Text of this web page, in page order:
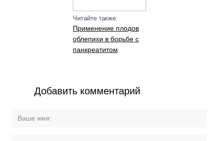
Читайте также:
Применение плодов
облепихи в борьбе с
панкреатитом
Добавить комментарий